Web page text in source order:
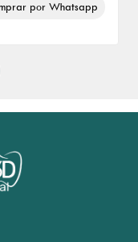
por Whatsapp